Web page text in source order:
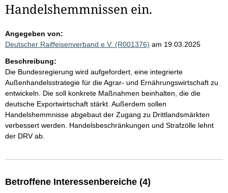
Handelshemmnissen ein.
Angegeben von:
Deutscher Raiffeisenverband e.V. (R001376) am 19.03.2025
Beschreibung:
Die Bundesregierung wird aufgefordert, eine integrierte
Außenhandelsstrategie für die Agrar- und Ernährungswirtschaft zu
entwickeln. Die soll konkrete Maßnahmen beinhalten, die die
deutsche Exportwirtschaft stärkt. Außerdem sollen
Handelshemmnisse abgebaut der Zugang zu Drittlandsmärkten
verbessert werden. Handelsbeschränkungen und Strafzölle lehnt
der DRV ab.
Betroffene Interessenbereiche (4)